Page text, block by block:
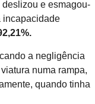
e esmagou-
incapacidade
a negligência
numa rampa,
quando tinha